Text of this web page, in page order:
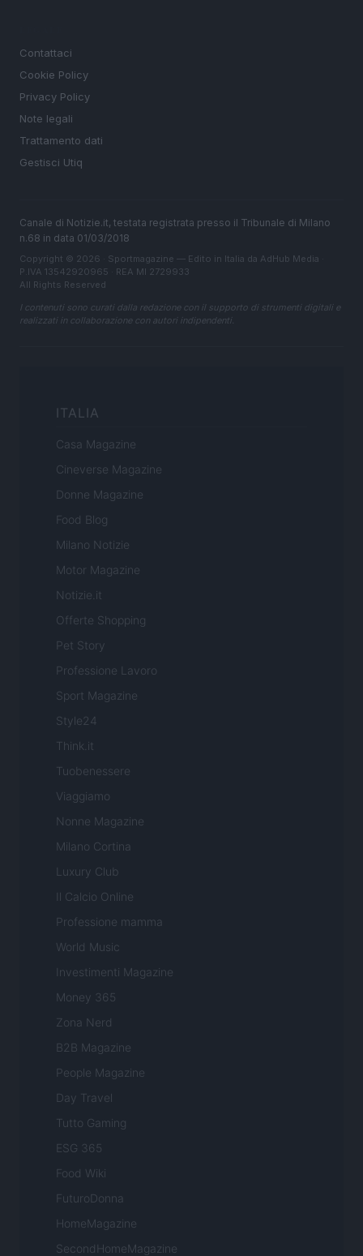
Contattaci
Cookie Policy
Privacy Policy
Note legali
Trattamento dati
Gestisci Utiq
Canale di Notizie.it, testata registrata presso il Tribunale di Milano
n.68 in data 01/03/2018
Copyright © 2026 · Sportmagazine — Edito in Italia da AdHub Media
P.IVA 13542920965 · REA MI 2729933
All Rights Reserved
I contenuti sono curati dalla redazione con il supporto di strumenti digitali e
realizzati in collaborazione con autori indipendenti.
ITALIA
Casa Magazine
Cineverse Magazine
Donne Magazine
Food Blog
Milano Notizie
Motor Magazine
Notizie.it
Offerte Shopping
Pet Story
Professione Lavoro
Sport Magazine
Style24
Think.it
Tuobenessere
Viaggiamo
Nonne Magazine
Milano Cortina
Luxury Club
Il Calcio Online
Professione mamma
World Music
Investimenti Magazine
Money 365
Zona Nerd
B2B Magazine
People Magazine
Day Travel
Tutto Gaming
ESG 365
Food Wiki
FuturoDonna
HomeMagazine
SecondHomeMagazine